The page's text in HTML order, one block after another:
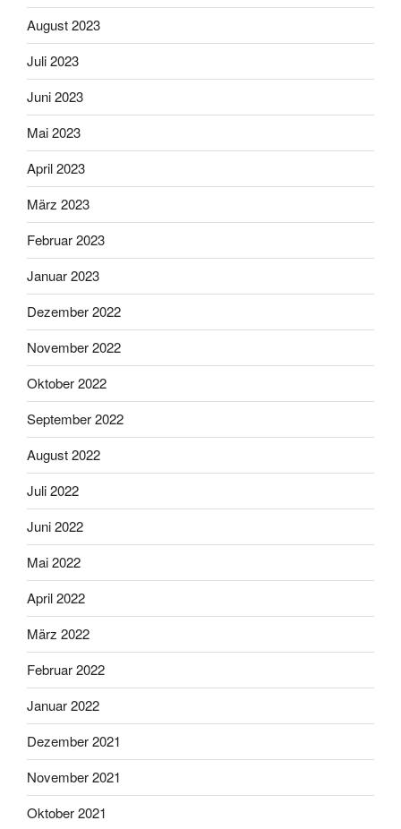
August 2023
Juli 2023
Juni 2023
Mai 2023
April 2023
März 2023
Februar 2023
Januar 2023
Dezember 2022
November 2022
Oktober 2022
September 2022
August 2022
Juli 2022
Juni 2022
Mai 2022
April 2022
März 2022
Februar 2022
Januar 2022
Dezember 2021
November 2021
Oktober 2021